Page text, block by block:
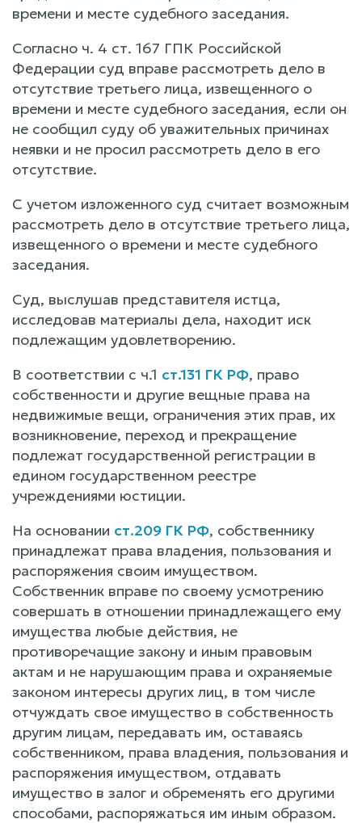
времени и месте судебного заседания.
Согласно ч. 4 ст. 167 ГПК Российской
Федерации суд вправе рассмотреть дело в
отсутствие третьего лица, извещенного о
времени и месте судебного заседания, если он
не сообщил суду об уважительных причинах
неявки и не просил рассмотреть дело в его
отсутствие.
С учетом изложенного суд считает возможным
рассмотреть дело в отсутствие третьего лица,
извещенного о времени и месте судебного
заседания.
Суд, выслушав представителя истца,
исследовав материалы дела, находит иск
подлежащим удовлетворению.
В соответствии с ч.1 ст.131 ГК РФ, право
собственности и другие вещные права на
недвижимые вещи, ограничения этих прав, их
возникновение, переход и прекращение
подлежат государственной регистрации в
едином государственном реестре
учреждениями юстиции.
На основании ст.209 ГК РФ, собственнику
принадлежат права владения, пользования и
распоряжения своим имуществом.
Собственник вправе по своему усмотрению
совершать в отношении принадлежащего ему
имущества любые действия, не
противоречащие закону и иным правовым
актам и не нарушающим права и охраняемые
законом интересы других лиц, в том числе
отчуждать свое имущество в собственность
другим лицам, передавать им, оставаясь
собственником, права владения, пользования и
распоряжения имуществом, отдавать
имущество в залог и обременять его другими
способами, распоряжаться им иным образом.